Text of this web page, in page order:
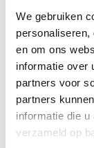
We gebruiken
en om ons
informatie over
partners voor
partners
informatie die
verzameld op
Domaine B.
3390
per fles